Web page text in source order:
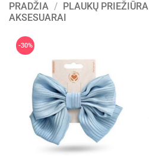
PRADŽIA / PLAUKŲ PRIEŽIŪRA
AKSESUARAI
-30%